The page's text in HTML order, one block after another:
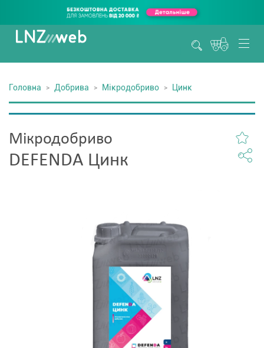
Головна Добрива Мікродобриво Цинк
Мікродобриво
DEFENDA Цинк